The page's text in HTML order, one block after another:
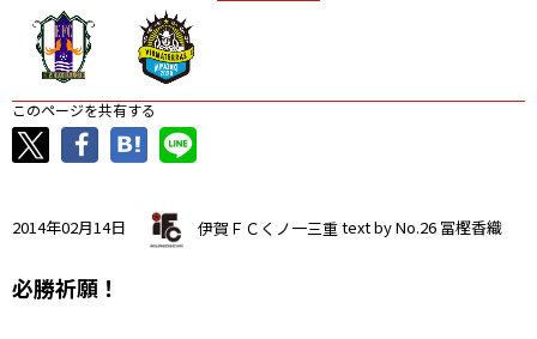
このページを共有する
2014年02月14日 伊賀ＦＣくノ一三重text by No.26 冨樫香織
必勝祈願！